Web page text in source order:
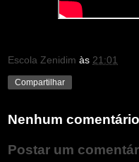
Escola Zenidim às 21:01
Compartilhar
Nenhum
Postar um